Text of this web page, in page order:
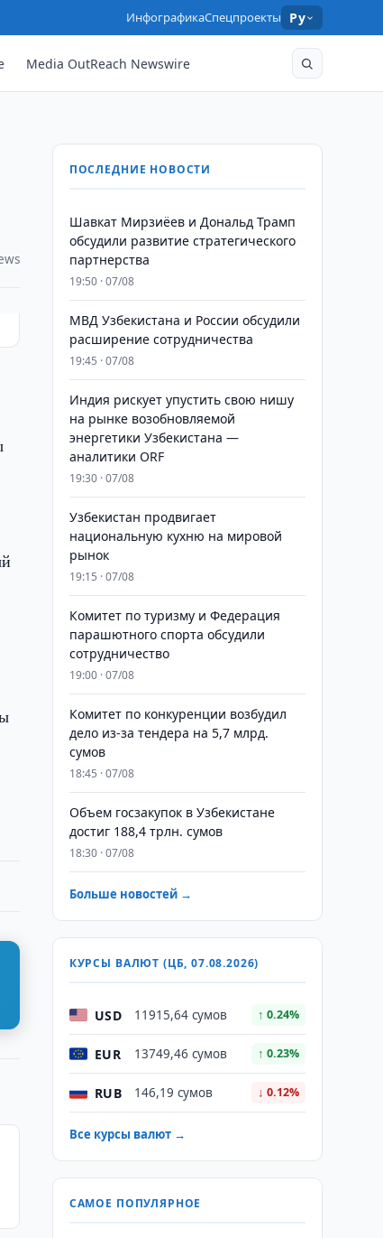
ИнфографикаСпецпроекты Ру
Media OutReach Newswire
ПОСЛЕДНИЕ НОВОСТИ
Шавкат Мирзиёев и Дональд Трамп
обсудили развитие стратегического
партнерства
19:50 · 07/08
МВД Узбекистана и России обсудили
расширение сотрудничества
19:45 · 07/08
Индия рискует упустить свою нишу
на рынке возобновляемой
энергетики Узбекистана —
аналитики ORF
19:30 · 07/08
Узбекистан продвигает
национальную кухню на мировой
рынок
19:15 · 07/08
Комитет по туризму и Федерация
парашютного спорта обсудили
сотрудничество
19:00 · 07/08
Комитет по конкуренции возбудил
дело из-за тендера на 5,7 млрд.
сумов
18:45 · 07/08
​​​​​​​Объем госзакупок в Узбекистане
достиг 188,4 трлн. сумов
18:30 · 07/08
Больше новостей →
КУРСЫ ВАЛЮТ (ЦБ, 07.08.2026)
USD 11915,64 сумов ↑ 0.24%
EUR 13749,46 сумов ↑ 0.23%
RUB 146,19 сумов ↓ 0.12%
Все курсы валют →
САМОЕ ПОПУЛЯРНОЕ